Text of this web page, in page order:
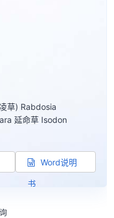
草) Rabdosia
延命草 Isodon
Word说明
书